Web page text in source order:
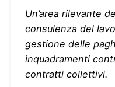
Un’area rilevante
consulenza del
gestione delle
inquadramenti
contratti collettivi.